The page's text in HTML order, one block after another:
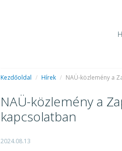
Kezdőoldal / Hírek / NAÜ-közlemény a
NAÜ-közlemény a
kapcsolatban
2024.08.13